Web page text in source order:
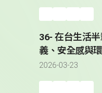
36- 在台生活
義、安全感與
2026-03-23